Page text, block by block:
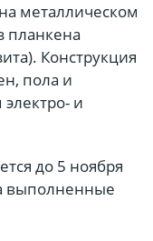
металлическом
планкена
Конструкция
пола и
и
до 5 ноября
выполненные